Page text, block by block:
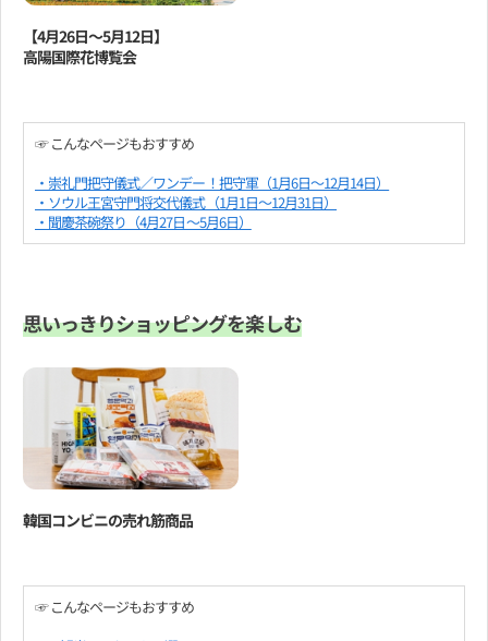
【4月26日～5月12日】
高陽国際花博覧会
☞ こんなページもおすすめ
・崇礼門把守儀式／ワンデー！把守軍（1月6日～12月14日）
・ソウル王宮守門将交代儀式（1月1日～12月31日）
・聞慶茶碗祭り（4月27日～5月6日）
思いっきりショッピングを楽しむ
韓国コンビニの売れ筋商品
☞ こんなページもおすすめ